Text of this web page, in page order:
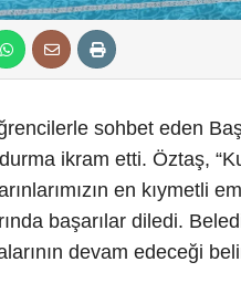
sohbet eden
ikram etti. Öztaş,
en kıymetli
başarılar diledi.
devam edeceği